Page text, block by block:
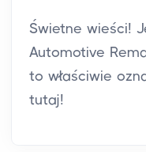
Świetne wieści!
Automotive
to właściwie
tutaj!